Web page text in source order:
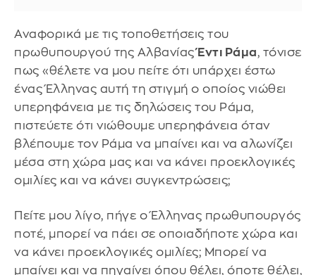
Αναφορικά με τις τοποθετήσεις του
πρωθυπουργού της ΑλβανίαςΈντι Ράμα, τόνισε
πως «θέλετε να μου πείτε ότι υπάρχει έστω
ένας Έλληνας αυτή τη στιγμή ο οποίος νιώθει
υπερηφάνεια με τις δηλώσεις του Ράμα,
πιστεύετε ότι νιώθουμε υπερηφάνεια όταν
βλέπουμε τον Ράμα να μπαίνει και να αλωνίζει
μέσα στη χώρα μας και να κάνει προεκλογικές
ομιλίες και να κάνει συγκεντρώσεις;
Πείτε μου λίγο, πήγε ο Έλληνας πρωθυπουργός
ποτέ, μπορεί να πάει σε οποιαδήποτε χώρα και
να κάνει προεκλογικές ομιλίες; Μπορεί να
μπαίνει και να πηγαίνει όπου θέλει, όποτε θέλει,